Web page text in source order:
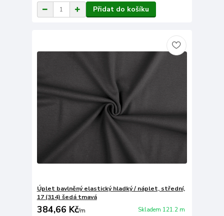
Přidat do košíku
Úplet bavlněný elastický hladký / náplet, střední,
17 (314) šedá tmavá
384,66 Kč/m Skladem 121.2 m